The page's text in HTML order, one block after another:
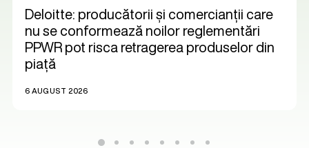
Deloitte: producătorii și comercianții care
nu se conformează noilor reglementări
PPWR pot risca retragerea produselor din
piață
6 AUGUST 2026